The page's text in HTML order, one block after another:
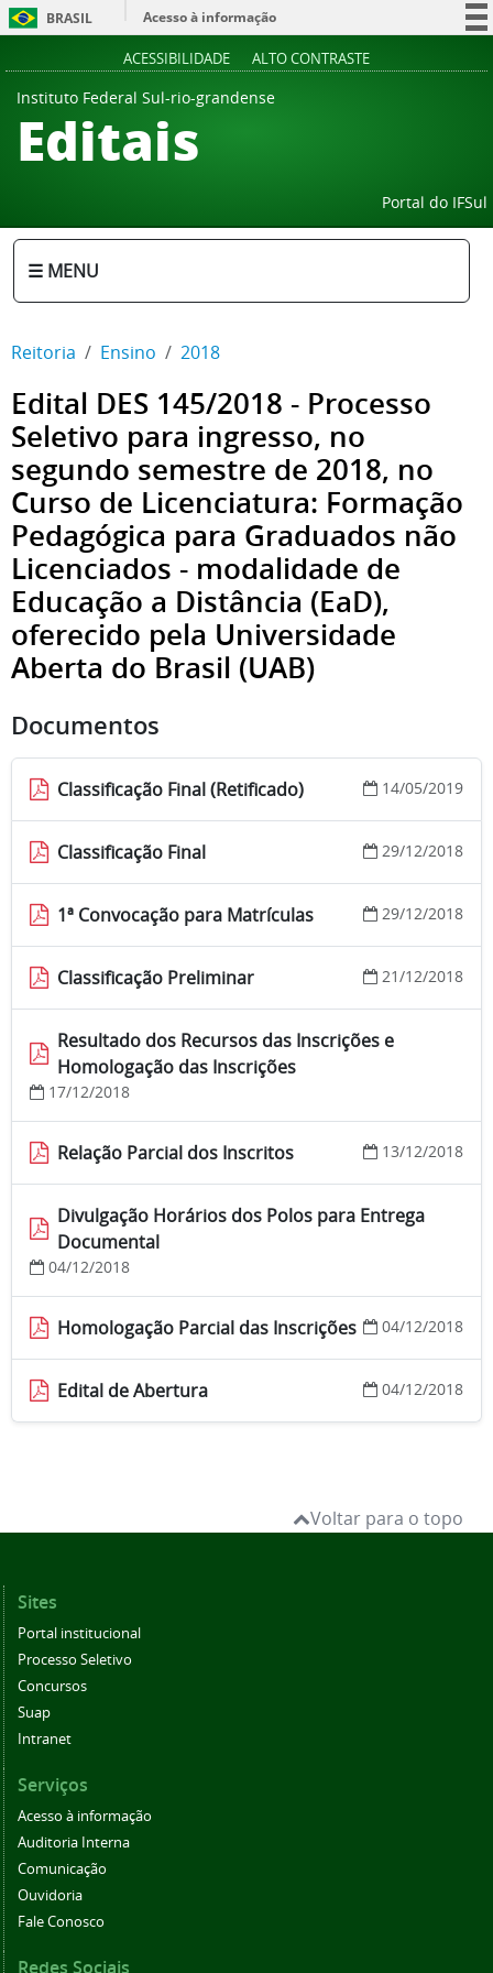
BRASIL
Acesso à informação
ACESSIBILIDADE ALTO CONTRASTE
Instituto Federal Sul-rio-grandense
Editais
Portal do IFSul
☰ MENU
Reitoria Ensino 2018
Edital DES 145/2018 - Processo
Seletivo para ingresso, no
segundo semestre de 2018, no
Curso de Licenciatura: Formação
Pedagógica para Graduados não
Licenciados - modalidade de
Educação a Distância (EaD),
oferecido pela Universidade
Aberta do Brasil (UAB)
Documentos
Classificação Final (Retificado) 14/05/2019
Classificação Final 29/12/2018
1ª Convocação para Matrículas 29/12/2018
Classificação Preliminar 21/12/2018
Resultado dos Recursos das Inscrições e
Homologação das Inscrições
17/12/2018
Relação Parcial dos Inscritos 13/12/2018
Divulgação Horários dos Polos para Entrega
Documental
04/12/2018
Homologação Parcial das Inscrições 04/12/2018
Edital de Abertura 04/12/2018
Voltar para o topo
Sites
Portal institucional
Processo Seletivo
Concursos
Suap
Intranet
Serviços
Acesso à informação
Auditoria Interna
Comunicação
Ouvidoria
Fale Conosco
Redes Sociais